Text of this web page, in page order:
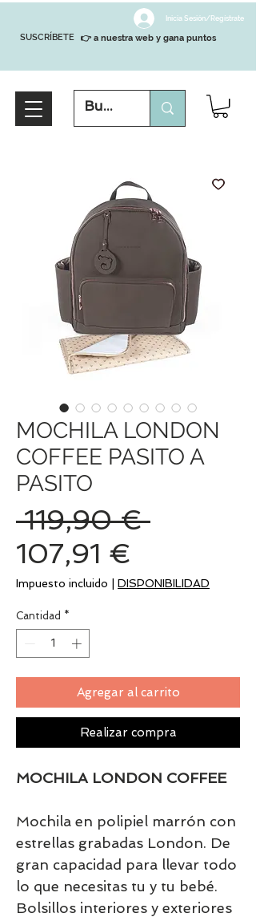
SUSCRÍBETE
Inicia Sesión/Regístrate
👉 a nuestra web y gana puntos
MOCHILA LONDON
COFFEE PASITO A
PASITO
119,90 € Precio
107,91 €
de
Impuesto incluido DISPONIBILIDAD
Cantidad *
Agregar al carrito
Realizar compra
MOCHILA LONDON COFFEE
Mochila en polipiel marrón con
estrellas grabadas London. De
gran capacidad para llevar todo
lo que necesitas tu y tu bebé.
Bolsillos interiores y exteriores